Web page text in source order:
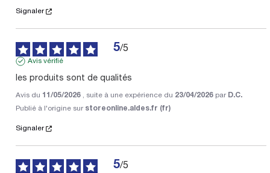
Signaler
5/5
Avis vérifié
les produits sont de qualités
Avis du 11/05/2026 , suite à une expérience du 23/04/2026 par D.C.
Publié à l'origine sur storeonline.aldes.fr (fr)
Signaler
5/5